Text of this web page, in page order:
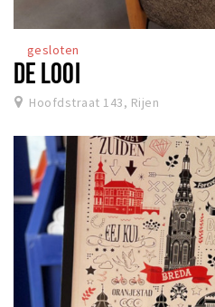
gesloten
DE LOOI
Hoofdstraat 143, Rijen